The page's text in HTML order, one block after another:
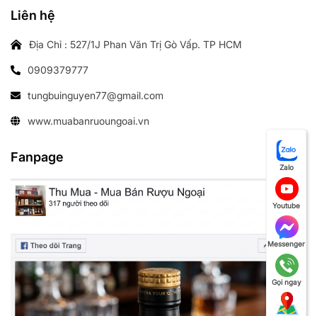
Liên hệ
Địa Chỉ : 527/1J Phan Văn Trị Gò Vấp. TP HCM
0909379777
tungbuinguyen77@gmail.com
www.muabanruoungoai.vn
Fanpage
Zalo
Youtube
Messenger
Gọi ngay